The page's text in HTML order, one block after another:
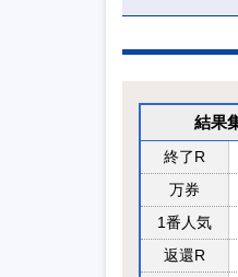
結果
終了R
万券
1番人気
返還R